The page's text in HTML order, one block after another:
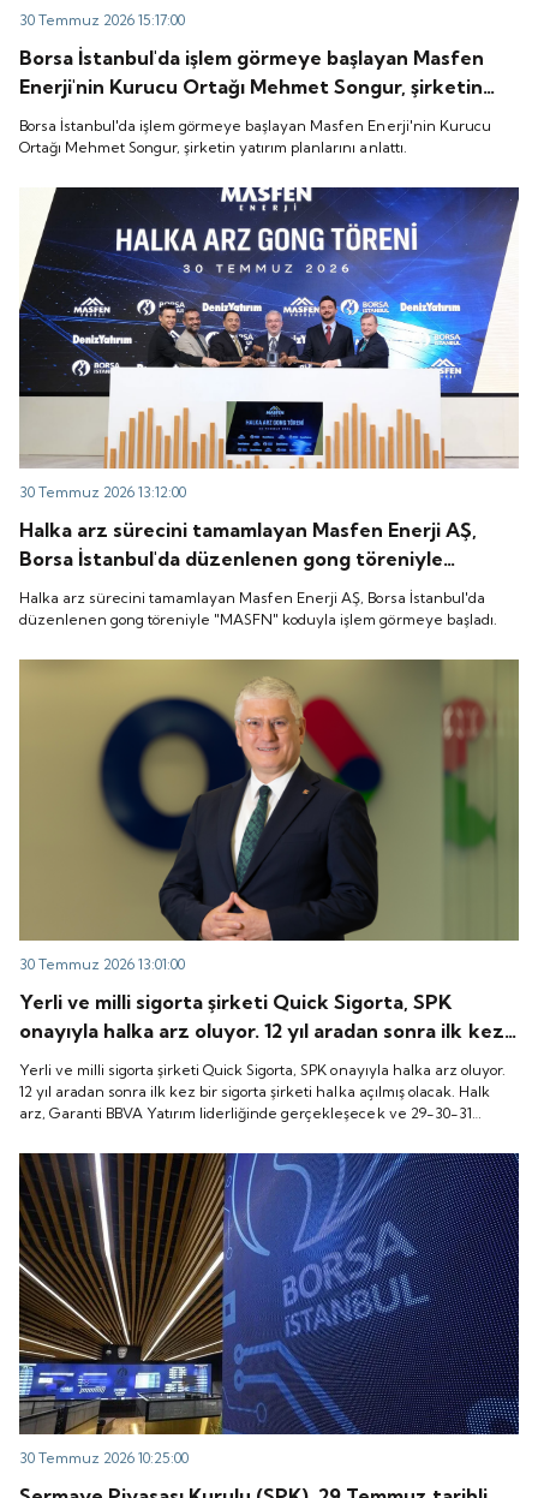
30 Temmuz 2026 15:17:00
Borsa İstanbul'da işlem görmeye başlayan Masfen
Enerji'nin Kurucu Ortağı Mehmet Songur, şirketin
yatırım planlarını anlattı.
Borsa İstanbul'da işlem görmeye başlayan Masfen Enerji'nin Kurucu
Ortağı Mehmet Songur, şirketin yatırım planlarını anlattı.
30 Temmuz 2026 13:12:00
Halka arz sürecini tamamlayan Masfen Enerji AŞ,
Borsa İstanbul'da düzenlenen gong töreniyle
"MASFN" koduyla işlem görmeye başladı.
Halka arz sürecini tamamlayan Masfen Enerji AŞ, Borsa İstanbul'da
düzenlenen gong töreniyle "MASFN" koduyla işlem görmeye başladı.
30 Temmuz 2026 13:01:00
Yerli ve milli sigorta şirketi Quick Sigorta, SPK
onayıyla halka arz oluyor. 12 yıl aradan sonra ilk kez
bir sigorta şirketi halka açılmış olacak. Halk arz,
Garanti BBVA Yatırım liderliğinde gerçekleşecek ve
29-30-31 Temmuz 2026 tarihlerinde talep
ile Quick Sigorta işlem görmeye başlayacak.
Yerli ve milli sigorta şirketi Quick Sigorta, SPK onayıyla halka arz oluyor.
12 yıl aradan sonra ilk kez bir sigorta şirketi halka açılmış olacak. Halk
arz, Garanti BBVA Yatırım liderliğinde gerçekleşecek ve 29-30-31
“Gong Töreni” ile Quick Sigorta işlem görmeye başlayacak.
30 Temmuz 2026 10:25:00